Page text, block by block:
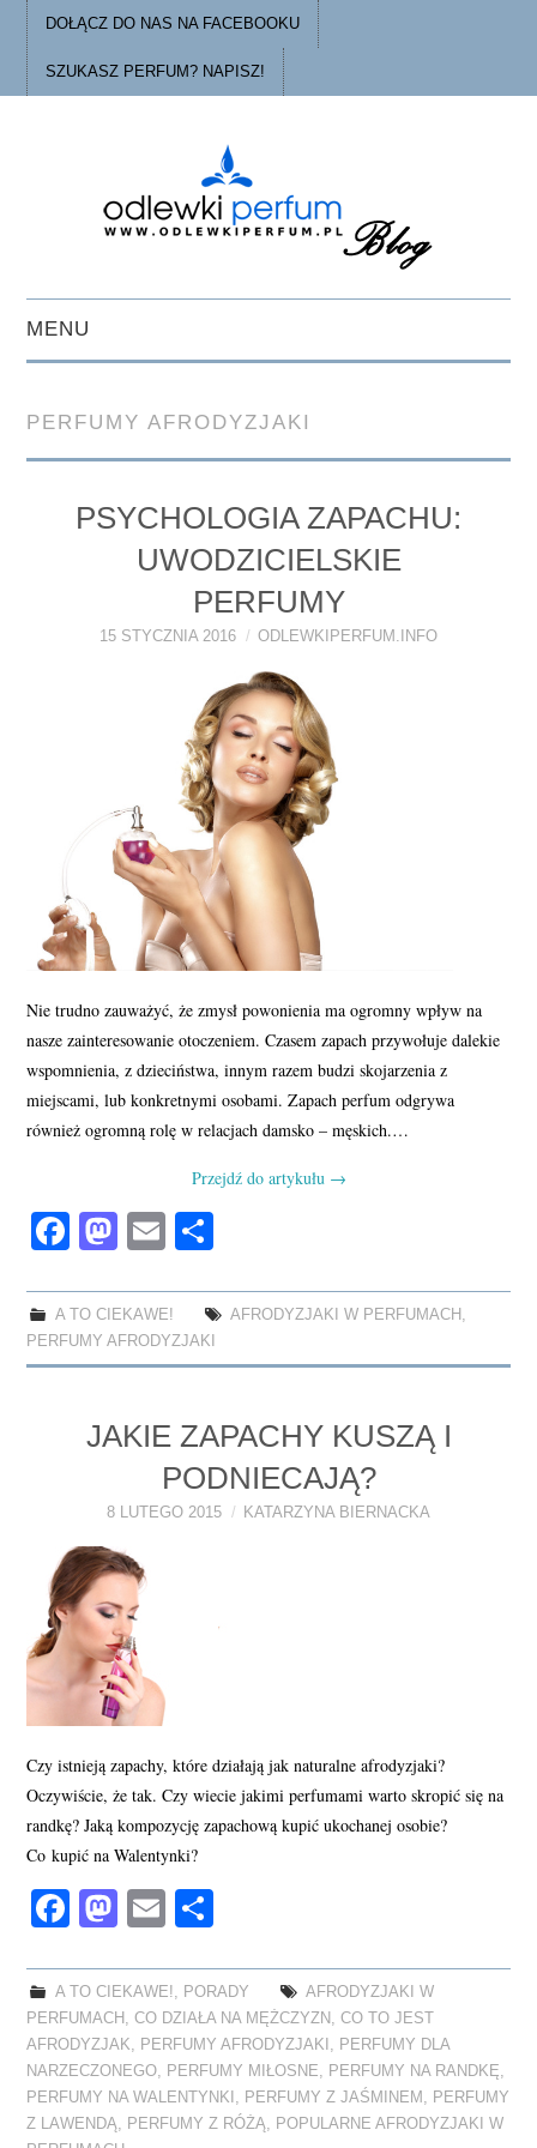
DOŁĄCZ DO NAS NA FACEBOOKU
SZUKASZ PERFUM? NAPISZ!
MENU
O ODLEWKACH
PERFUMY FAQ
A TO CIEKAWE!
PERFUMY AFRODYZJAKI
PSYCHOLOGIA ZAPACHU:
UWODZICIELSKIE
PERFUMY
15 STYCZNIA 2016 ODLEWKIPERFUM.INFO
Nie trudno zauważyć, że zmysł powonienia ma ogromny wpływ na
nasze zainteresowanie otoczeniem. Czasem zapach przywołuje dalekie
wspomnienia, z dzieciństwa, innym razem budzi skojarzenia z
miejscami, lub konkretnymi osobami. Zapach perfum odgrywa
również ogromną rolę w relacjach damsko – męskich.…
Przejdź do artykułu →
Fa
bo
ok
M
to
do
n
E
ailre
A TO CIEKAWE! AFRODYZJAKI W PERFUMACH ,
PERFUMY AFRODYZJAKI
JAKIE ZAPACHY KUSZĄ I
PODNIECAJĄ?
8 LUTEGO 2015 KATARZYNA BIERNACKA
Czy istnieją zapachy, które działają jak naturalne afrodyzjaki?
Oczywiście, że tak. Czy wiecie jakimi perfumami warto skropić się na
randkę? Jaką kompozycję zapachową kupić ukochanej osobie?
Co kupić na Walentynki?
Fa
bo
ok
M
to
do
n
E
ailre
A TO CIEKAWE!, PORADY
AFRODYZJAKI W
PERFUMACH ,CO DZIAŁA NA MĘŻCZYZN ,CO TO JEST
AFRODYZJAK, PERFUMY AFRODYZJAKI , PERFUMY DLA
NARZECZONEGO, PERFUMY MIŁOSNE, PERFUMY NA RANDKĘ,
PERFUMY NA WALENTYNKI , PERFUMY Z JAŚMINEM , PERFUMY
Z LAWENDĄ, PERFUMY Z RÓŻĄ, POPULARNE AFRODYZJAKI W